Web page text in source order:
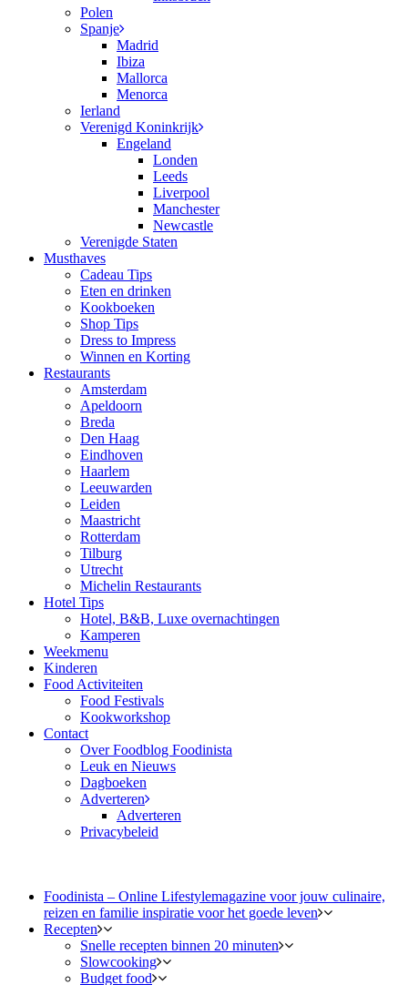
Polen
Spanje
Madrid
Ibiza
Mallorca
Menorca
Ierland
Verenigd Koninkrijk
Engeland
Londen
Leeds
Liverpool
Manchester
Newcastle
Verenigde Staten
Musthaves
Cadeau Tips
Eten en drinken
Kookboeken
Shop Tips
Dress to Impress
Winnen en Korting
Restaurants
Amsterdam
Apeldoorn
Breda
Den Haag
Eindhoven
Haarlem
Leeuwarden
Leiden
Maastricht
Rotterdam
Tilburg
Utrecht
Michelin Restaurants
Hotel Tips
Hotel, B&B, Luxe overnachtingen
Kamperen
Weekmenu
Kinderen
Food Activiteiten
Food Festivals
Kookworkshop
Contact
Over Foodblog Foodinista
Leuk en Nieuws
Dagboeken
Adverteren
Adverteren
Privacybeleid
Foodinista – Online Lifestylemagazine voor jouw culinaire,
reizen en familie inspiratie voor het goede leven
Recepten
Snelle recepten binnen 20 minuten
Slowcooking
Budget food